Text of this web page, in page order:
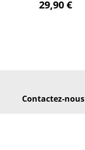
29,90 €
Contactez-nous